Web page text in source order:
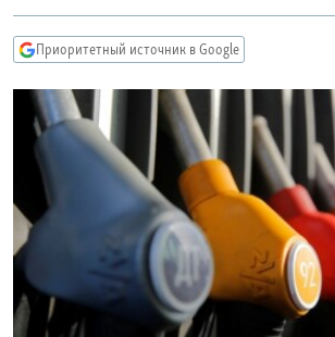
главной
навигации
Вернутся
поиску
IDEL.РЕАЛИИ
КАВКАЗ.РЕАЛИИ
СЕВЕР.РЕАЛИИ
СИБИРЬ.РЕАЛИИ
РАСПИСАНИЕ ВЕЩАНИЯ
ПОДПИШИТЕСЬ НА РАССЫЛКУ
СОЦИАЛЬНЫЕ СЕТИ
Приоритетный источник в Google